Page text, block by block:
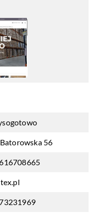
56